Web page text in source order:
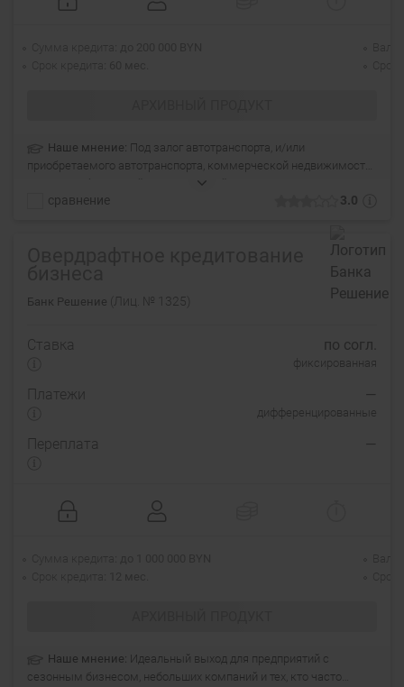
3.0
сравнение
Наше мнение: Под залог автотранспорта, и/или
приобретаемого автотранспорта, коммерческой недвижимости,
и/или приобретаемой коммерческой недвижимости, и/или
гарантийного депозита, залоговой стоимостью не менее 100 %
Банк Решение (Лиц. № 1325)
Ставка по согл.
фиксированная
Платежи —
дифференцированные
Переплата —
Наше мнение: Идеальный выход для предприятий с
сезонным бизнесом, небольших компаний и тех, кто часто